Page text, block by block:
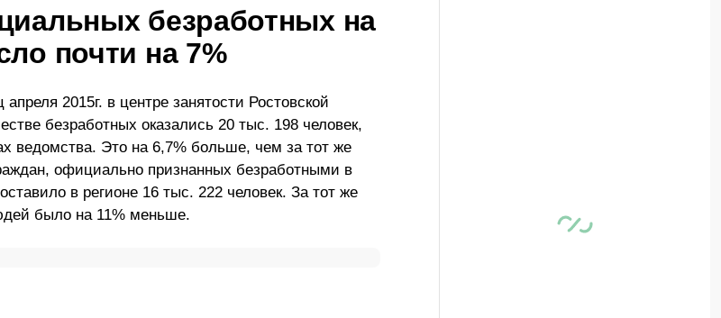
безработных на
почти на 7%
2015г. в центре занятости Ростовской
безработных оказались 20 тыс. 198 человек,
ведомства. Это на 6,7% больше, чем за тот же
официально признанных безработными в
в регионе 16 тыс. 222 человек. За тот же
было на 11% меньше.